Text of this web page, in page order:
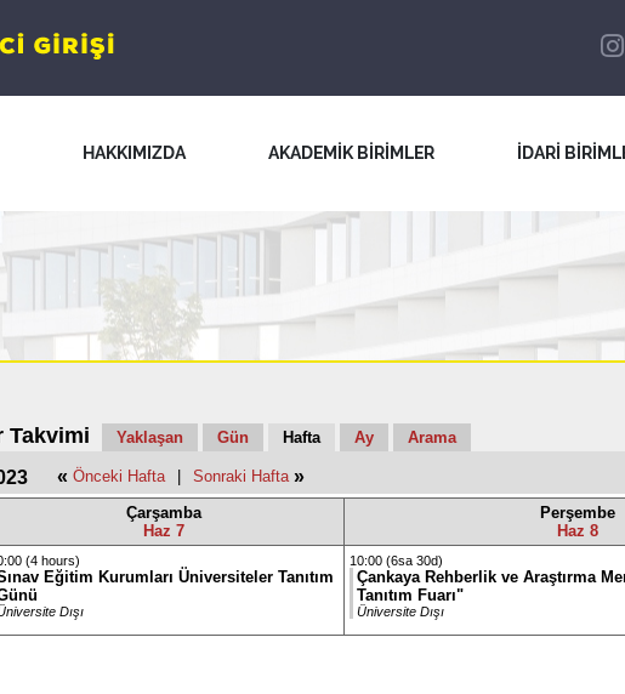
HAKKIMIZDA AKADEMİK BİRİMLER İDARİ
Takvimi Yaklaşan Gün Hafta Ay Arama
« Önceki Hafta Sonraki Hafta »
Çarşamba
Haz 7
Perşembe
Haz 8
(4 hours)
Eğitim Kurumları Üniversiteler Tanıtım
Dışı
10:00 (6sa 30d)
Çankaya Rehberlik ve Araştırma
Tanıtım Fuarı"
Üniversite Dışı